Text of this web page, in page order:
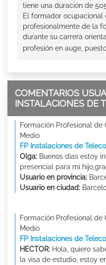
tiene una duración de
El formador ocupacional
profesionalmente de la
durante su carrera
profesión en auge,
COMENTARIOS
INSTALACIONES DE
Formación Profesional de
Medio
FP Instalaciones de
Olga: Buenos días estoy
presencial para mi
Usuario en provincia:
Usuario en ciudad:
Formación Profesional de
Medio
FP Instalaciones de
HECTOR: Hola, quiero
la visa de estudio, estoy